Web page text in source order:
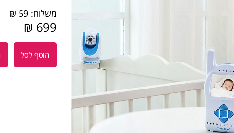
משלוח: 59 ₪
699 ₪
הוסף לסל